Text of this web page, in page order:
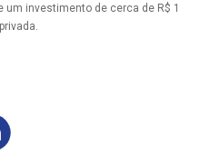
investimento de cerca de R$ 1